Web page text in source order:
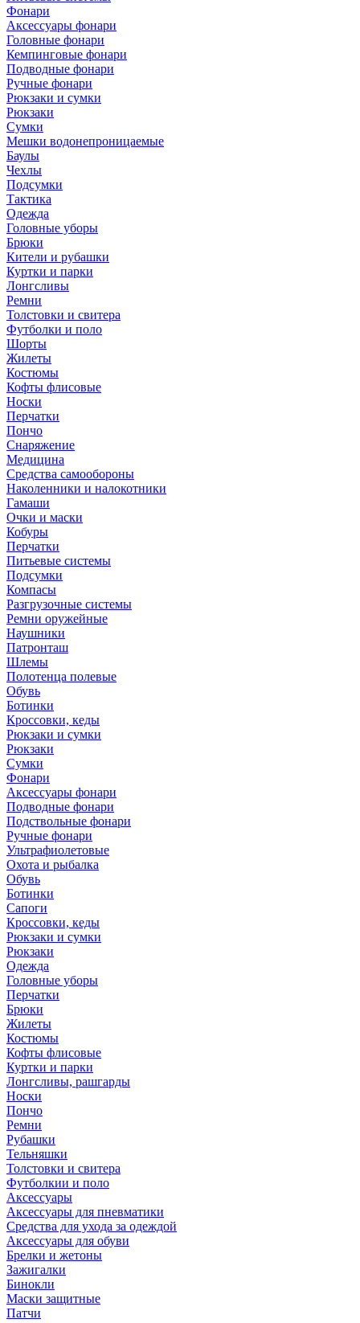
Фонари
Аксессуары фонари
Головные фонари
Кемпинговые фонари
Подводные фонари
Ручные фонари
Рюкзаки и сумки
Рюкзаки
Сумки
Мешки водонепроницаемые
Баулы
Чехлы
Подсумки
Тактика
Одежда
Головные уборы
Брюки
Кители и рубашки
Куртки и парки
Лонгсливы
Ремни
Толстовки и свитера
Футболки и поло
Шорты
Жилеты
Костюмы
Кофты флисовые
Носки
Перчатки
Пончо
Снаряжение
Медицина
Средства самообороны
Наколенники и налокотники
Гамаши
Очки и маски
Кобуры
Перчатки
Питьевые системы
Подсумки
Компасы
Разгрузочные системы
Ремни оружейные
Наушники
Патронташ
Шлемы
Полотенца полевые
Обувь
Ботинки
Кроссовки, кеды
Рюкзаки и сумки
Рюкзаки
Сумки
Фонари
Аксессуары фонари
Подводные фонари
Подствольные фонари
Ручные фонари
Ультрафиолетовые
Охота и рыбалка
Обувь
Ботинки
Сапоги
Кроссовки, кеды
Рюкзаки и сумки
Рюкзаки
Одежда
Головные уборы
Перчатки
Брюки
Жилеты
Костюмы
Кофты флисовые
Куртки и парки
Лонгсливы, рашгарды
Носки
Пончо
Ремни
Рубашки
Тельняшки
Толстовки и свитера
Футболкии и поло
Аксессуары
Аксессуары для пневматики
Средства для ухода за одеждой
Аксессуары для обуви
Брелки и жетоны
Зажигалки
Бинокли
Маски защитные
Патчи